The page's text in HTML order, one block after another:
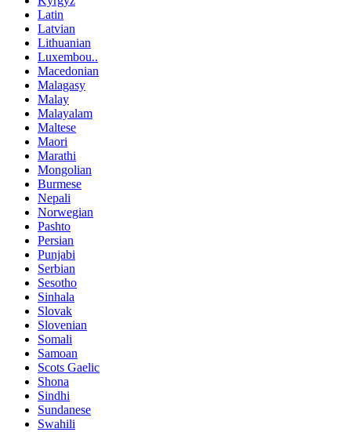
Latin
Latvian
Lithuanian
Luxembou..
Macedonian
Malagasy
Malay
Malayalam
Maltese
Maori
Marathi
Mongolian
Burmese
Nepali
Norwegian
Pashto
Persian
Punjabi
Serbian
Sesotho
Sinhala
Slovak
Slovenian
Somali
Samoan
Scots Gaelic
Shona
Sindhi
Sundanese
Swahili